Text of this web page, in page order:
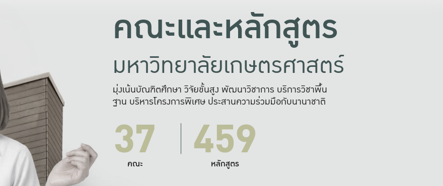
คณะและหลักสูตร
มหาวิทยาลัยเกษตรศาสตร์
มุ่งเน้นบัณฑิตศึกษา วิจัยขั้นสูง พัฒนาวิชาการ บริการวิชาพื้น
ฐาน บริหารโครงการพิเศษ ประสานความร่วมมือกับนานาชาติ
37
คณะ 459
หลักสูตร